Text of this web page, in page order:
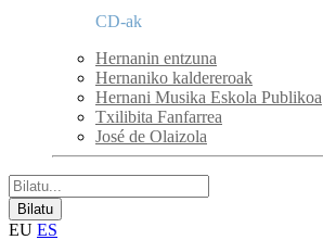
CD-ak
Hernanin entzuna
Hernaniko kaldereroak
Hernani Musika Eskola Publikoa
Txilibita Fanfarrea
José de Olaizola
EU ES